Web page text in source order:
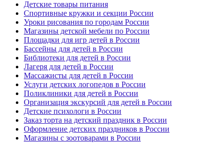
Детские товары питания
Спортивные кружки и секции России
Уроки рисования по городам России
Магазины детской мебели по России
Площадки для игр детей в России
Бассейны для детей в России
Библиотеки для детей в России
Лагеря для детей в России
Массажисты для детей в России
Услуги детских логопедов в России
Поликлиники для детей в России
Организация экскурсий для детей в России
Детские психологи в России
Заказ торта на детский праздник в России
Оформление детских праздников в России
Магазины с зоотоварами в России